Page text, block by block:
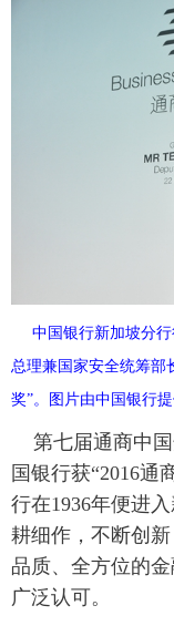
中国银行新加坡分
总理兼国家安全统筹部
奖”。图片由中国银行
第七届通商中国
国银行获“2016通
行在1936年便进
耕细作，不断创
品质、全方位的
广泛认可。